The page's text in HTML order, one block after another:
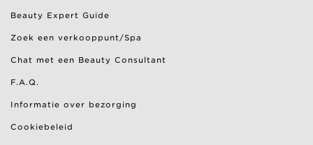
Beauty Expert Guide
Zoek een verkooppunt/Spa
Chat met een Beauty Consultant
F.A.Q.
Informatie over bezorging
Cookiebeleid